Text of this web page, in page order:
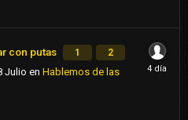
con putas 1 2
Julio en Hablemos de las